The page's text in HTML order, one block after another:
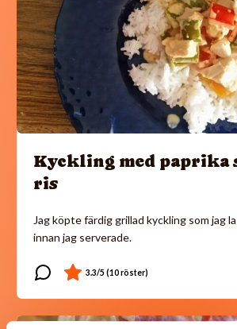
Kyckling med paprika
ris
Jag köpte färdig grillad kyckling som jag
innan jag serverade.